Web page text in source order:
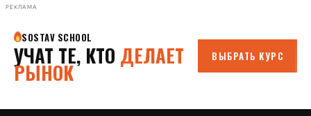
РЕКЛАМА